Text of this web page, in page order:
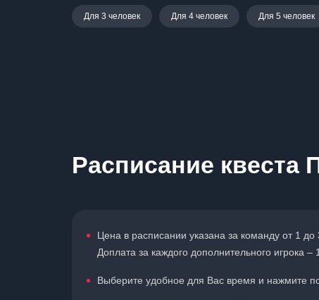
Для 3 человек Для 4 человек Для 5 человек
Расписание квеста
Цена в расписании указана за команду от 1
Доплата за каждого дополнительного игрока –
Выберите удобное для Вас время и нажмите